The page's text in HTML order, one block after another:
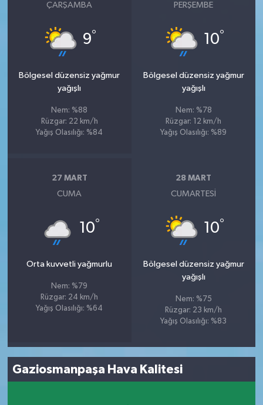
ÇARŞAMBA
9°
Bölgesel düzensiz yağmur
yağışlı
Nem: %88
Rüzgar: 22 km/h
Yağış Olasılığı: %84
PERŞEMBE
10°
Bölgesel düzensiz yağmur
yağışlı
Nem: %78
Rüzgar: 12 km/h
Yağış Olasılığı: %89
27 MART
CUMA
10°
Orta kuvvetli yağmurlu
Nem: %79
Rüzgar: 24 km/h
Yağış Olasılığı: %64
28 MART
CUMARTESI
10°
Bölgesel düzensiz yağmur
yağışlı
Nem: %75
Rüzgar: 23 km/h
Yağış Olasılığı: %83
Gaziosmanpaşa Hava Kalitesi